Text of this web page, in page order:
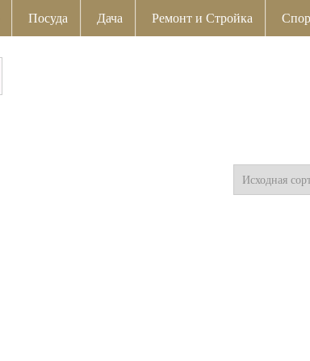
Посуда Дача Ремонт и Стройка